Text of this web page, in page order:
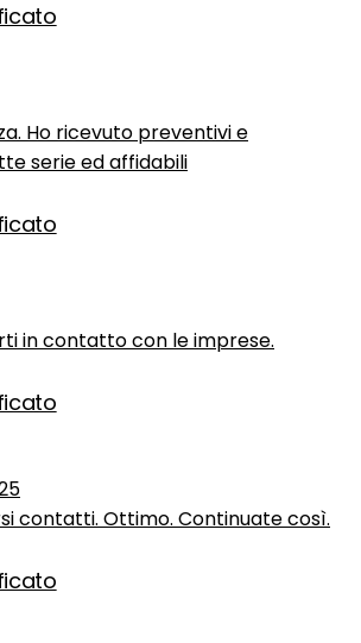
Ho ricevuto preventivi e
serie ed affidabili
in contatto con le imprese.
contatti. Ottimo. Continuate così.